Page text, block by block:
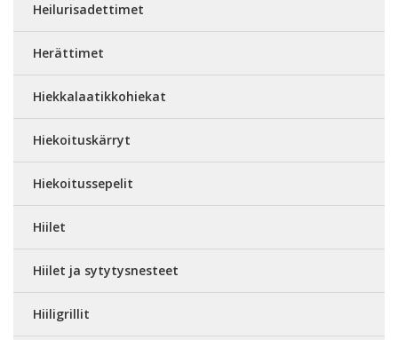
Heilurisadettimet
Herättimet
Hiekkalaatikkohiekat
Hiekoituskärryt
Hiekoitussepelit
Hiilet
Hiilet ja sytytysnesteet
Hiiligrillit